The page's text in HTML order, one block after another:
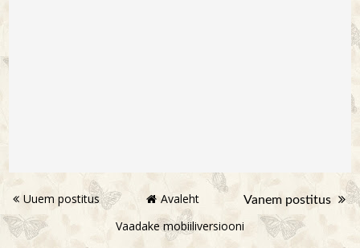
Uuem postitus Vanem postitus
Avaleht
Vaadake mobiiliversiooni